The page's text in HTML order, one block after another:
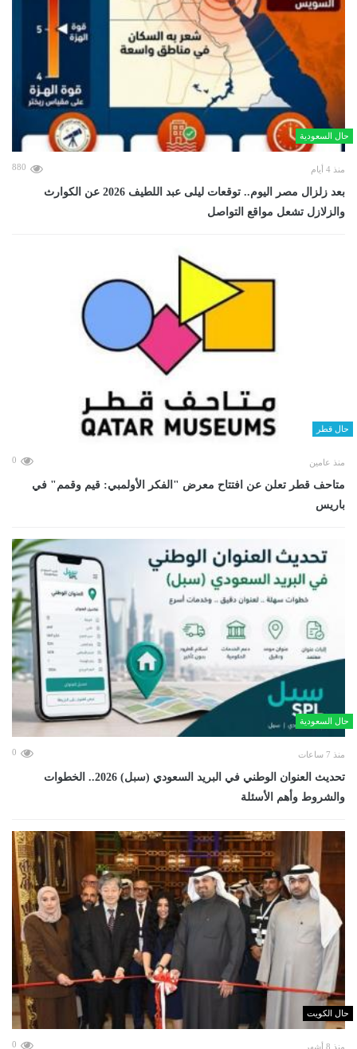
حال السعودية
منذ 4 أيام 880
بعد زلزال مصر اليوم.. توقعات ليلى عبد اللطيف 2026 عن الكوارث
والزلازل تشعل مواقع التواصل
حال قطر
منذ عامين 0
متاحف قطر تعلن عن افتتاح معرض "الفكر الأولمبي: قيم وقمم" في
باريس
حال السعودية
منذ 7 ساعات 0
تحديث العنوان الوطني في البريد السعودي (سبل) 2026.. الخطوات
والشروط وأهم الأسئلة
حال الكويت
منذ 8 أشهر 0